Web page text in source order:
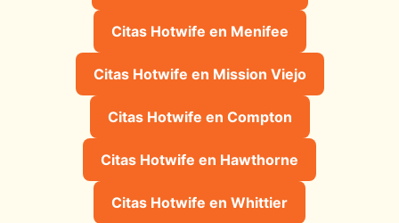
Citas Hotwife en Menifee
Citas Hotwife en Mission Viejo
Citas Hotwife en Compton
Citas Hotwife en Hawthorne
Citas Hotwife en Whittier